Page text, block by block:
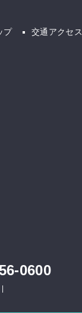
プ 交通アクセス
0600